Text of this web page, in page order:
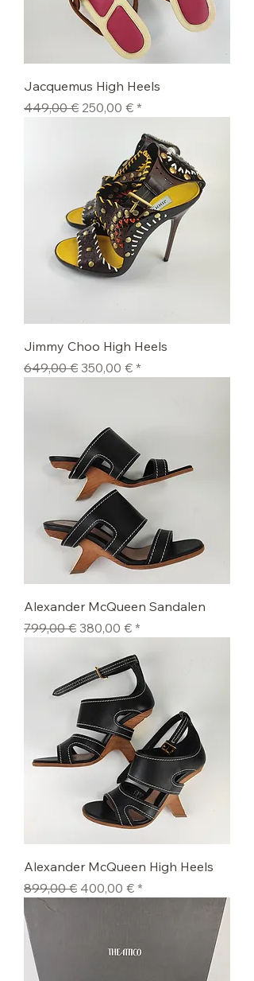
Jacquemus High Heels
Standardpreis
449,00 € Sale-Preis
250,00 €
Jimmy Choo High Heels
Standardpreis
649,00 € Sale-Preis
350,00 €
Alexander McQueen Sandalen
Standardpreis
799,00 € Sale-Preis
380,00 €
Alexander McQueen High Heels
Standardpreis
899,00 € Sale-Preis
400,00 €